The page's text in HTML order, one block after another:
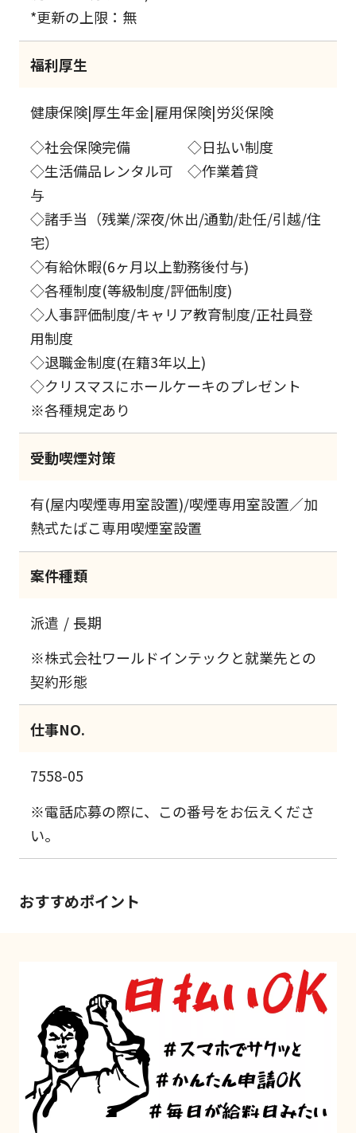
*更新の上限：無
福利厚生
健康保険|厚生年金|雇用保険|労災保険
◇社会保険完備 ◇日払い制度
◇生活備品レンタル可 ◇作業着貸
与
◇諸手当（残業/深夜/休出/通勤/赴任/引越/住
宅）
◇有給休暇(6ヶ月以上勤務後付与)
◇各種制度(等級制度/評価制度)
◇人事評価制度/キャリア教育制度/正社員登
用制度
◇退職金制度(在籍3年以上)
◇クリスマスにホールケーキのプレゼント
※各種規定あり
受動喫煙対策
有(屋内喫煙専用室設置)/喫煙専用室設置／加
熱式たばこ専用喫煙室設置
案件種類
派遣
長期
※株式会社ワールドインテックと就業先との
契約形態
仕事NO.
7558-05
※電話応募の際に、この番号をお伝えくださ
い。
おすすめポイント